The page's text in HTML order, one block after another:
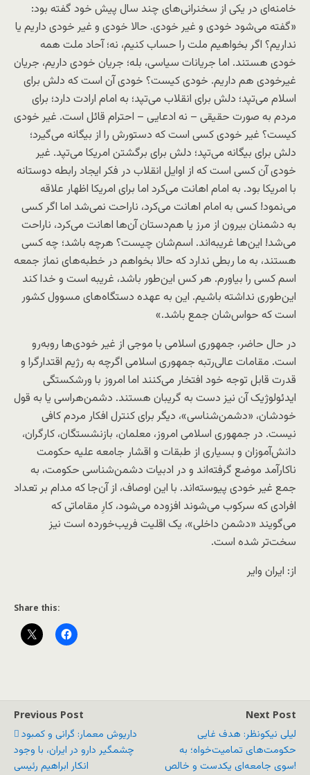
خامنه‌ای در یکی از سخنرانی‌های چند سال پیش خود گفته بود:
«گفته می‌شود خودی و غیر خودی. حالا خودی و غیر خودی داریم یا
نداریم؟ اگر بخواهیم ملت را حساب کنیم، نه؛ آحاد ملت همه
خودی هستند. اما جریانات سیاسی، بله؛ جریان خودی داریم، جریان
غیرخودی هم داریم. خودی کیست؟ خودی آن است که دلش برای
اسلام می‌تپد؛ دلش برای انقلاب می‌تپد؛ به امام ارادت دارد؛ برای
مردم به صورت حقیقی – نه ادعایی – احترام قائل است. غیر خودی
کیست؟ غیر خودی کسی است که دستورش را از بیگانه می‌گیرد؛
دلش برای بیگانه می‌تپد؛ دلش برای برگشتن امریکا می‌تپد. غیر
خودی آن کسی است که از اوایل انقلاب در فکر ایجاد رابطه‌ دوستانه
با امریکا بود. به امام اهانت می‌کرد اما برای امریکا اظهار علاقه
می‌نمود! کسی به امام اهانت می‌کرد، ناراحت نمی‌شد اما اگر کسی
به دشمنان بیرون از مرز یا هم‌دستان آن‌ها اهانت می‌کرد، ناراحت
می‌شد! این‌ها غریبه‌اند. اسم‌شان چیست؟ هرچه باشد؛ چه کسی
هستند، به ما ربطی ندارد که حالا بخواهم در خطبه‌های نماز جمعه
اسم کسی را بیاورم. هر کس این‌طور باشد، غریبه است و خدا کند
این‌طوری نداشته باشیم. این به عهده‌ دستگاه‌های مسوول کشور
است که حواس‌شان جمع باشد.»
در حال حاضر، جمهوری اسلامی با موجی از غیر خودی‌ها روبه‌رو
است. مقامات عالی‌رتبه جمهوری اسلامی اگرچه به رژیم اقتدارگرا و
قدرت قابل توجه‌ خود افتخار می‌کنند اما امروز با ورشکستگی
ایدئولوژیک آن نیز دست به‌ گریبان هستند. دشمن‌هراسی یا به قول
خودشان، «دشمن‌شناسی»، دیگر برای کنترل افکار مردم کافی
نیست. در جمهوری اسلامی امروز، معلمان، بازنشستگان، کارگران،
دانش‌آموزان و بسیاری از طبقات و اقشار جامعه علیه حکومت‌
ناکارآمد موضع گرفته‌اند و در ادبیات دشمن‌شناسی حکومت، به
جمع غیر خودی پیوسته‌اند. با این اوصاف، از آن‌جا که مدام بر تعداد
افرادی که سرکوب می‌شوند افزوده می‌شود، کارِ مقاماتی که
می‌گویند «دشمن داخلی»، یک اقلیت فریب‌خورده است نیز
سخت‌تر شده است.
از: ایران وایر
Share this:
Previous Post
داریوش معمار: گرانی و کمبود
چشمگیر دارو در ایران، با وجود
انکار ابراهیم رئیسی
Next Post
لیلی نیکونظر: هدف غایی
حکومت‌های تمامیت‌خواه؛ به
سوی جامعه‌‌ای یکدست و خالص!